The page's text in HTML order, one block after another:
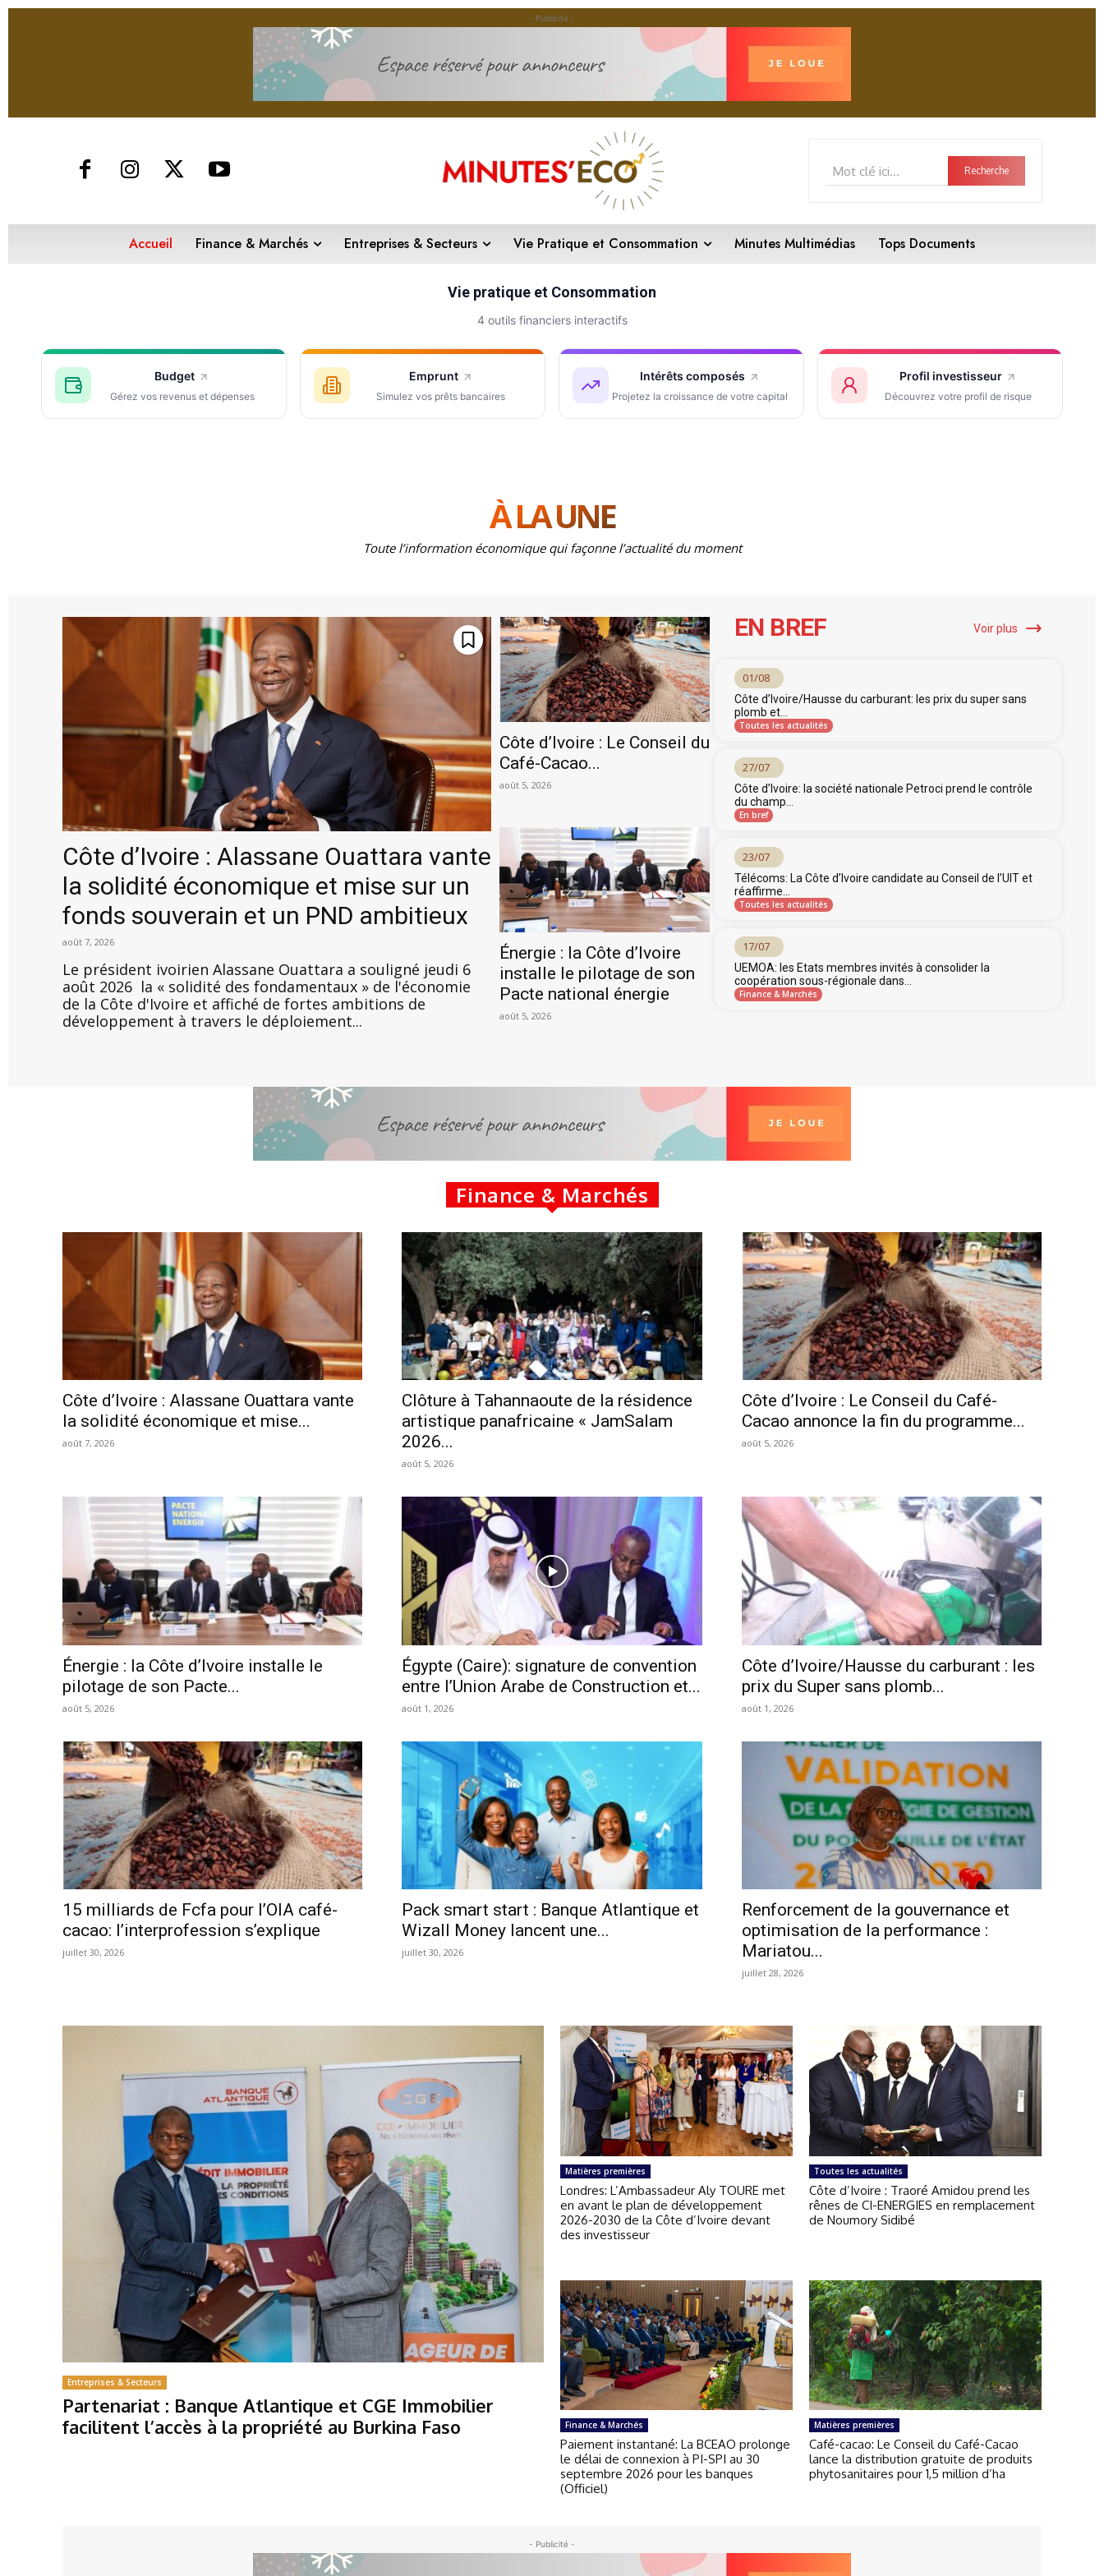
- Publicité -
Mot clé ici... Recherche
Accueil Finance & Marchés Entreprises & Secteurs Vie Pratique et Consommation Minutes Multimédias Tops Documents
Vie pratique et Consommation
4 outils financiers interactifs
Budget
Gérez vos revenus et dépenses
Emprunt
Simulez vos prêts bancaires
Intérêts composés
Projetez la croissance de votre capital
Profil investisseur
Découvrez votre profil de risque
À LA UNE
Toute l’information économique qui façonne l’actualité du moment
Côte d’Ivoire : Alassane Ouattara vante
la solidité économique et mise sur un
fonds souverain et un PND ambitieux
août 7, 2026
Le président ivoirien Alassane Ouattara a souligné jeudi 6
août 2026 la « solidité des fondamentaux » de l'économie
de la Côte d'Ivoire et affiché de fortes ambitions de
développement à travers le déploiement...
Côte d’Ivoire : Le Conseil du
Café-Cacao...
août 5, 2026
Énergie : la Côte d’Ivoire
installe le pilotage de son
Pacte national énergie
août 5, 2026
EN BREF Voir plus
01/08
Côte d’Ivoire/Hausse du carburant: les prix du super sans
plomb et...
Toutes les actualités
27/07
Côte d’Ivoire: la société nationale Petroci prend le contrôle
du champ...
En bref
23/07
Télécoms: La Côte d’Ivoire candidate au Conseil de l’UIT et
réaffirme...
Toutes les actualités
17/07
UEMOA: les Etats membres invités à consolider la
coopération sous-régionale dans...
Finance & Marchés
Finance & Marchés
Côte d’Ivoire : Alassane Ouattara vante
la solidité économique et mise...
août 7, 2026
Clôture à Tahannaoute de la résidence
artistique panafricaine « JamSalam
2026...
août 5, 2026
Côte d’Ivoire : Le Conseil du Café-
Cacao annonce la fin du programme...
août 5, 2026
Énergie : la Côte d’Ivoire installe le
pilotage de son Pacte...
août 5, 2026
Égypte (Caire): signature de convention
entre l’Union Arabe de Construction et...
août 1, 2026
Côte d’Ivoire/Hausse du carburant : les
prix du Super sans plomb...
août 1, 2026
15 milliards de Fcfa pour l’OIA café-
cacao: l’interprofession s’explique
juillet 30, 2026
Pack smart start : Banque Atlantique et
Wizall Money lancent une...
juillet 30, 2026
Renforcement de la gouvernance et
optimisation de la performance :
Mariatou...
juillet 28, 2026
Entreprises & Secteurs
Partenariat : Banque Atlantique et CGE Immobilier
facilitent l’accès à la propriété au Burkina Faso
Matières premières
Londres: L’Ambassadeur Aly TOURE met
en avant le plan de développement
2026-2030 de la Côte d’Ivoire devant
des investisseur
Toutes les actualités
Côte d’Ivoire : Traoré Amidou prend les
rênes de CI-ENERGIES en remplacement
de Noumory Sidibé
Finance & Marchés
Paiement instantané: La BCEAO prolonge
le délai de connexion à PI-SPI au 30
septembre 2026 pour les banques
(Officiel)
Matières premières
Café-cacao: Le Conseil du Café-Cacao
lance la distribution gratuite de produits
phytosanitaires pour 1,5 million d’ha
- Publicité -